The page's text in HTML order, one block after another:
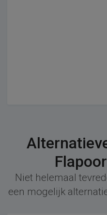
Niet helemaal
een mogelijk